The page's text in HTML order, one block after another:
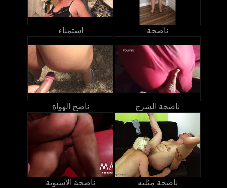
استمناء ناضجة
ناضج الهواة ناضجة الشرج
ناضجة الآسيوية ناضجة مثليه